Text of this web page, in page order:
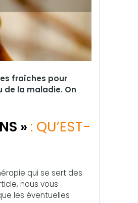
fraîches pour
la maladie. On
» : QU’EST-
qui se sert des
nous vous
les éventuelles